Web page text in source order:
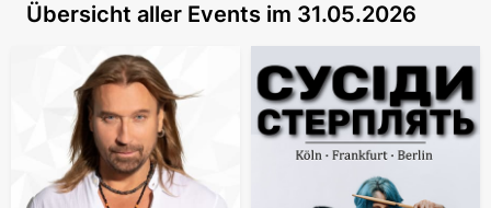
Übersicht aller Events im 31.05.2026